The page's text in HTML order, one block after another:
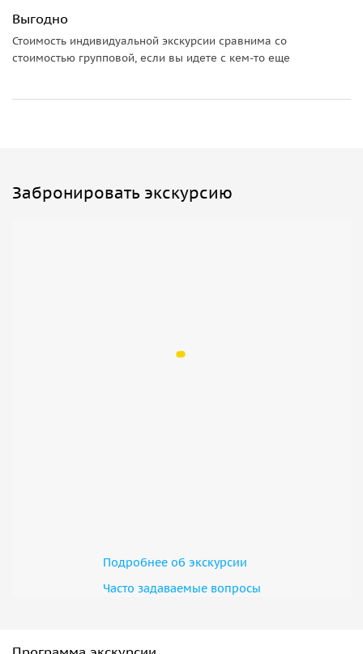
Выгодно
Стоимость индивидуальной экскурсии сравнима со
стоимостью групповой, если вы идете с кем-то еще
Забронировать экскурсию
Подробнее об экскурсии
Часто задаваемые вопросы